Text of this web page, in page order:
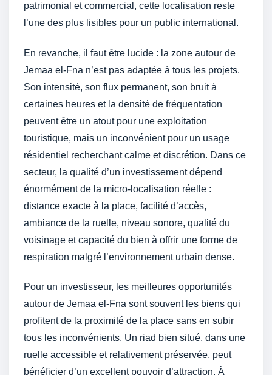
patrimonial et commercial, cette localisation reste
l’une des plus lisibles pour un public international.
En revanche, il faut être lucide : la zone autour de
Jemaa el-Fna n’est pas adaptée à tous les projets.
Son intensité, son flux permanent, son bruit à
certaines heures et la densité de fréquentation
peuvent être un atout pour une exploitation
touristique, mais un inconvénient pour un usage
résidentiel recherchant calme et discrétion. Dans ce
secteur, la qualité d’un investissement dépend
énormément de la micro-localisation réelle :
distance exacte à la place, facilité d’accès,
ambiance de la ruelle, niveau sonore, qualité du
voisinage et capacité du bien à offrir une forme de
respiration malgré l’environnement urbain dense.
Pour un investisseur, les meilleures opportunités
autour de Jemaa el-Fna sont souvent les biens qui
profitent de la proximité de la place sans en subir
tous les inconvénients. Un riad bien situé, dans une
ruelle accessible et relativement préservée, peut
bénéficier d’un excellent pouvoir d’attraction. À